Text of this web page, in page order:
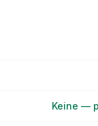
Keine —